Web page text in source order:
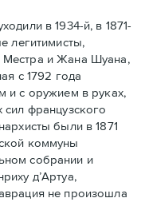
в 1934-й, в 1871-
легитимисты,
Местра и Жана Шуана,
с 1792 года
и с оружием в руках,
сил французского
были в 1871
коммуны
собрании и
д’Артуа,
не произошла